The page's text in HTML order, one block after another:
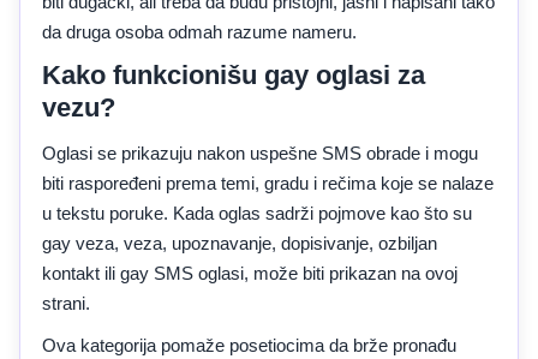
da druga osoba odmah razume nameru.
Kako funkcionišu gay oglasi za
vezu?
Oglasi se prikazuju nakon uspešne SMS obrade i mogu
biti raspoređeni prema temi, gradu i rečima koje se nalaze
u tekstu poruke. Kada oglas sadrži pojmove kao što su
gay veza, veza, upoznavanje, dopisivanje, ozbiljan
kontakt ili gay SMS oglasi, može biti prikazan na ovoj
strani.
Ova kategorija pomaže posetiocima da brže pronađu